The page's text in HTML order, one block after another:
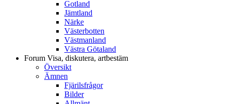
Gotland
Jämtland
Närke
Västerbotten
Västmanland
Västra Götaland
Forum Visa, diskutera, artbestäm
Översikt
Ämnen
Fjärilsfrågor
Bilder